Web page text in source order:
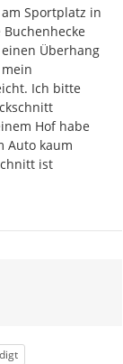
Sportplatz in
Überhang
Ich bitte
Hof habe
Auto kaum
ist